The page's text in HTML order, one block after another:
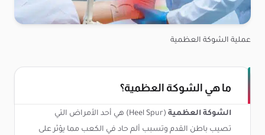
عملية الشوكة العظمية
ما هي الشوكة العظمية؟
الشوكة العظمية
(Heel Spur) هي أحد الأمراض التي
تصيب باطن القدم وتسبب ألم حاد في الكعب مما يؤثر على